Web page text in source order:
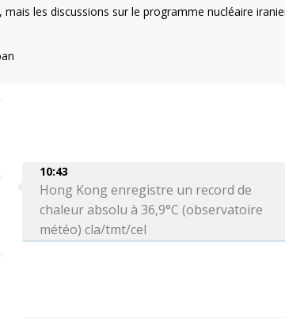
les discussions sur le programme nucléaire
10:43
Hong Kong enregistre un record de
chaleur absolu à 36,9°C (observatoire
météo) cla/tmt/cel